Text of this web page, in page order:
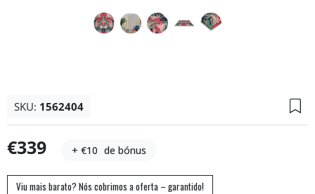
SKU: 1562404
€339 + €10 de bónus
Viu mais barato? Nós cobrimos a oferta – garantido!